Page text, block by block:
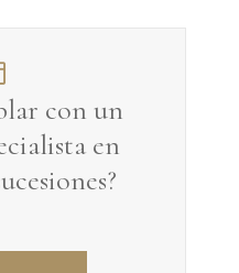
con un
en
?